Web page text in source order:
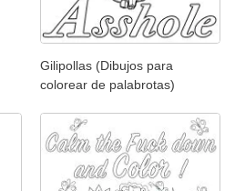
Gilipollas (Dibujos para
colorear de palabrotas)